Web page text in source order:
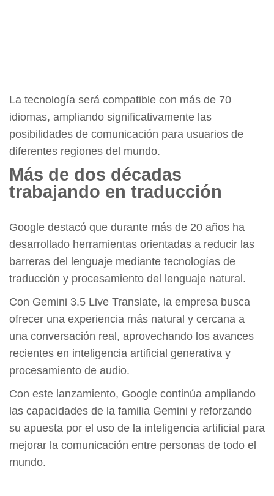
La tecnología será compatible con más de 70
idiomas, ampliando significativamente las
posibilidades de comunicación para usuarios de
diferentes regiones del mundo.
Más de dos décadas
trabajando en traducción
Google destacó que durante más de 20 años ha
desarrollado herramientas orientadas a reducir las
barreras del lenguaje mediante tecnologías de
traducción y procesamiento del lenguaje natural.
Con Gemini 3.5 Live Translate, la empresa busca
ofrecer una experiencia más natural y cercana a
una conversación real, aprovechando los avances
recientes en inteligencia artificial generativa y
procesamiento de audio.
Con este lanzamiento, Google continúa ampliando
las capacidades de la familia Gemini y reforzando
su apuesta por el uso de la inteligencia artificial para
mejorar la comunicación entre personas de todo el
mundo.